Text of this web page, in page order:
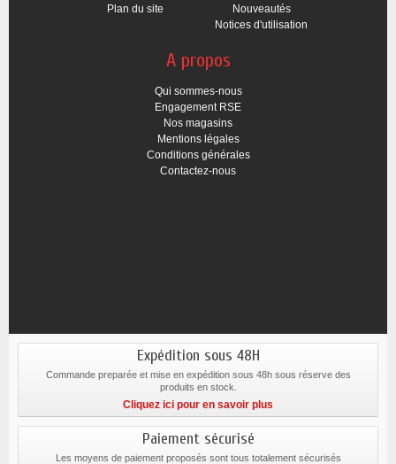
Plan du site
Nouveautés
Notices d'utilisation
A propos
Qui sommes-nous
Engagement RSE
Nos magasins
Mentions légales
Conditions générales
Contactez-nous
Expédition sous 48H
Commande preparée et mise en expédition sous 48h sous réserve des
produits en stock.
Cliquez ici pour en savoir plus
Paiement sécurisé
Les moyens de paiement proposés sont tous totalement sécurisés